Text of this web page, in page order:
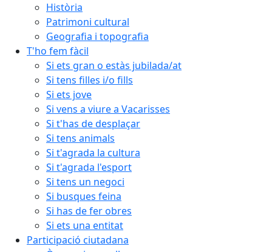
Història
Patrimoni cultural
Geografia i topografia
T'ho fem fàcil
Si ets gran o estàs jubilada/at
Si tens filles i/o fills
Si ets jove
Si vens a viure a Vacarisses
Si t'has de desplaçar
Si tens animals
Si t'agrada la cultura
Si t'agrada l'esport
Si tens un negoci
Si busques feina
Si has de fer obres
Si ets una entitat
Participació ciutadana